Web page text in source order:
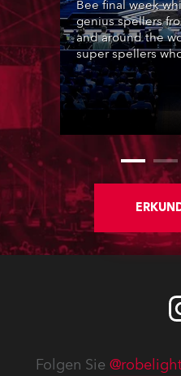
Bee final week
genius spellers
and around the
super spellers
thrilling live
famous contest.
staged for the
venue, the DAR
Washington DC.
Folgen Sie